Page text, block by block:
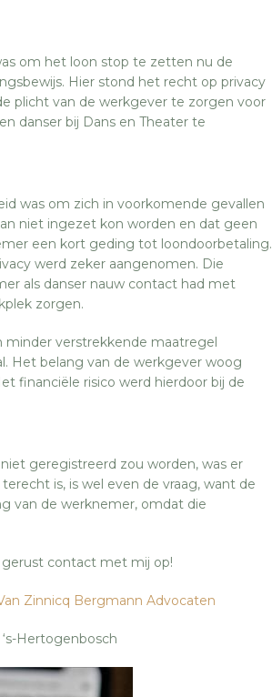
om het loon stop te zetten nu de
Hier stond het recht op privacy
plicht van de werkgever te zorgen voor
danser bij Dans en Theater te
was om zich in voorkomende gevallen
niet ingezet kon worden en dat geen
een kort geding tot loondoorbetaling.
werd zeker aangenomen. Die
als danser nauw contact had met
zorgen.
minder verstrekkende maatregel
Het belang van de werkgever woog
financiële risico werd hierdoor bij de
geregistreerd zou worden, was er
is, is wel even de vraag, want de
van de werknemer, omdat die
contact met mij op!
Zinnicq Bergmann Advocaten